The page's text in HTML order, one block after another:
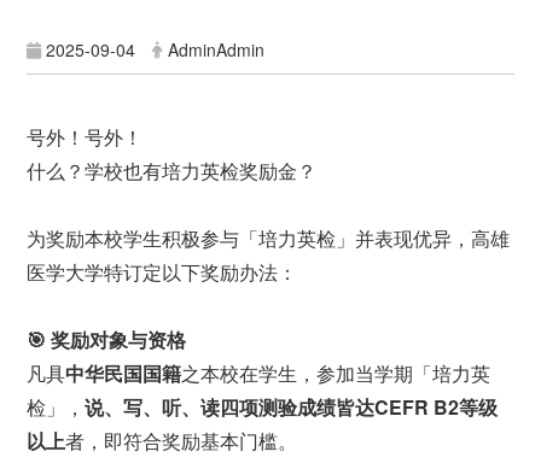
2025-09-04 AdminAdmin
号外！号外！
什么？学校也有培力英检奖励金？
为奖励本校学生积极参与「培力英检」并表现优异，高雄
医学大学特订定以下奖励办法：
🎯 奖励对象与资格
凡具中华民国国籍之本校在学生，参加当学期「培力英
检」，说、写、听、读四项测验成绩皆达CEFR B2等级
以上者，即符合奖励基本门槛。